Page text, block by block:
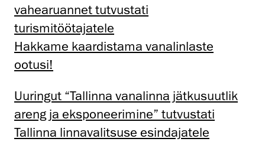
vahearuannet tutvustati
turismitöötajatele
Hakkame kaardistama vanalinlaste
ootusi!
Uuringut “Tallinna vanalinna jätkusuutlik
areng ja eksponeerimine” tutvustati
Tallinna linnavalitsuse esindajatele